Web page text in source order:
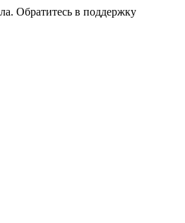
Обратитесь в поддержку